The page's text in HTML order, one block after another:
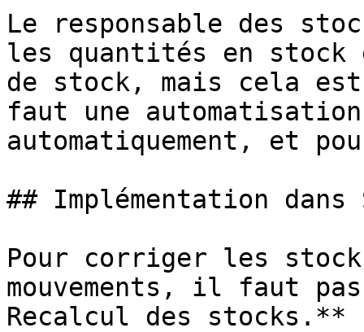
Le responsable des
les quantités en stock
de stock, mais cela
faut une
automatiquement, et
## Implémentation dans
Pour corriger les
mouvements, il faut
Recalcul des stocks.**